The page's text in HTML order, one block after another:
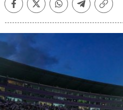
FacebookTwitterWhatsappTelegramCopiar